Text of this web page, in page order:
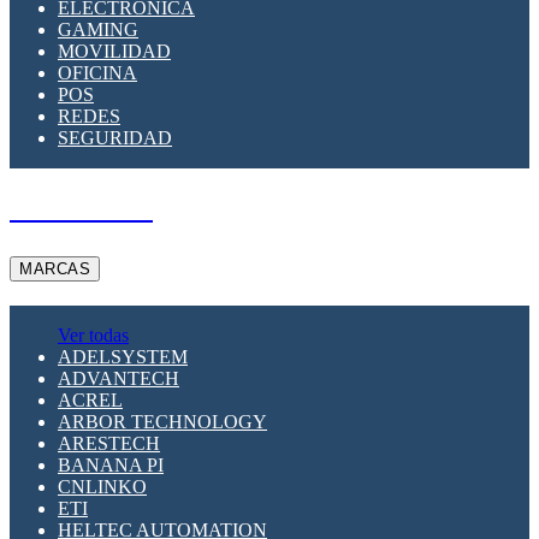
ELECTRÓNICA
GAMING
MOVILIDAD
OFICINA
POS
REDES
SEGURIDAD
MARCAS
Ver todas
ADELSYSTEM
ADVANTECH
ACREL
ARBOR TECHNOLOGY
ARESTECH
BANANA PI
CNLINKO
ETI
HELTEC AUTOMATION